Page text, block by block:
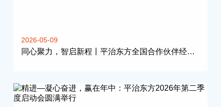
2026-05-09
同心聚力，智启新程丨平治东方全国合作伙伴经验交流会（成都站）圆满落幕